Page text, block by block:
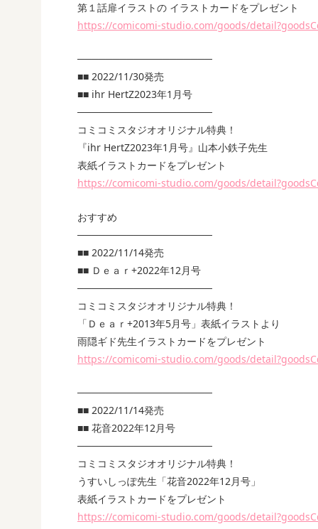
第１話扉イラストの イラストカードをプレゼント
https://comicomi-studio.com/goods/
───────────────────
■■ 2022/11/30発売
■■ ihr HertZ2023年1月号
───────────────────
コミコミスタジオオリジナル特典！
『ihr HertZ2023年1月号』山本小鉄子先生
表紙イラストカードをプレゼント
https://comicomi-studio.com/goods/
おすすめ
───────────────────
■■ 2022/11/14発売
■■ Ｄｅａｒ+2022年12月号
───────────────────
コミコミスタジオオリジナル特典！
「Ｄｅａｒ+2013年5月号」表紙イラストより
雨隠ギド先生イラストカードをプレゼント
https://comicomi-studio.com/goods/
───────────────────
■■ 2022/11/14発売
■■ 花音2022年12月号
───────────────────
コミコミスタジオオリジナル特典！
うすいしっぽ先生「花音2022年12月号」
表紙イラストカードをプレゼント
https://comicomi-studio.com/goods/